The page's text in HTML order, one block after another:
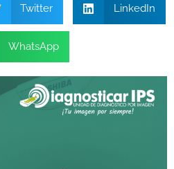
Twitter LinkedIn
WhatsApp